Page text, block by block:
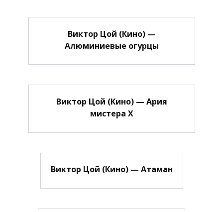
Виктор Цой (Кино) —
Алюминиевые огурцы
Виктор Цой (Кино) — Ария
мистера Х
Виктор Цой (Кино) — Атаман